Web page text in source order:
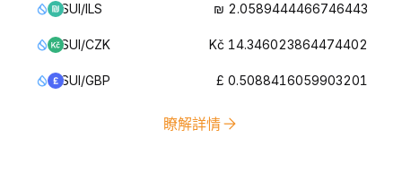
SUI/ILS ₪ 2.0589444466746443
SUI/CZK Kč 14.346023864474402
SUI/GBP £ 0.5088416059903201
瞭解詳情